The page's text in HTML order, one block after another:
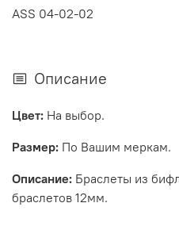
ASS 04-02-02
Описание
Цвет: На выбор.
Размер: По Вашим меркам.
Описание: Браслеты из
браслетов 12мм.